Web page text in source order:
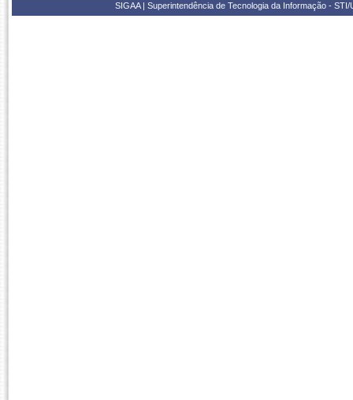
SIGAA | Superintendência de Tecnologia da Informação -